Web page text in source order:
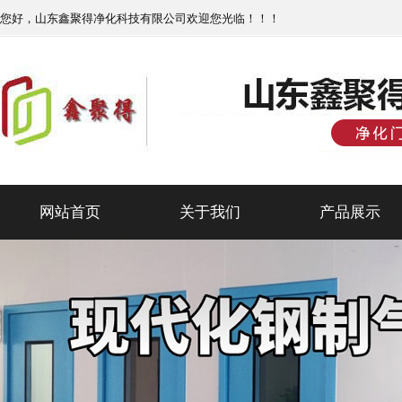
您好，山东鑫聚得净化科技有限公司欢迎您光临！！！
网站首页 关于我们 产品展示